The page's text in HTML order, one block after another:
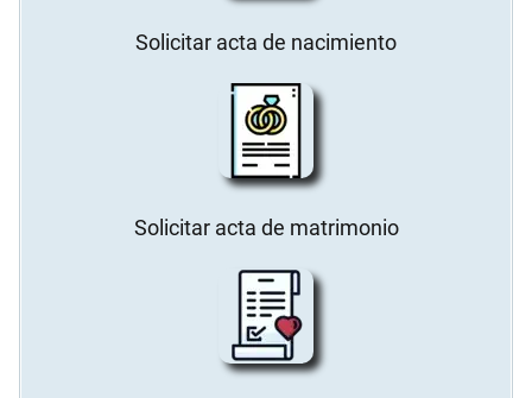
Solicitar acta de nacimiento
Solicitar acta de matrimonio